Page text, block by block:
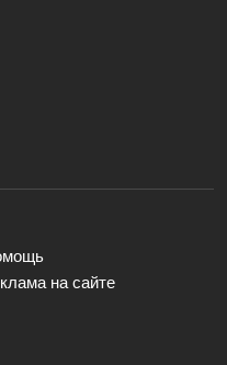
на сайте